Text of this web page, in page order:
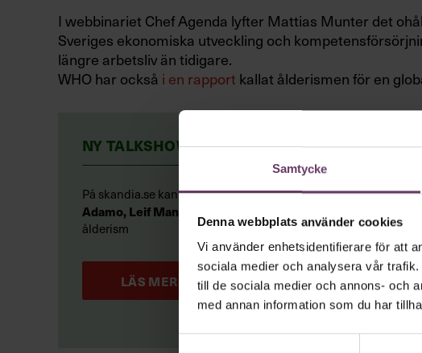
Samtycke
Denna webbplats använder cookies
Vi använder enhetsidentifierare för att
sociala medier och analysera vår
till de sociala medier och annons- och
med annan information som du har
I webbinariet Chef Agenda lyfter Mattias Munter det
Sveriges ekonomiska utveckling och
längre arbetsliv än tidigare.
WHO har också i en rapport kallat ålderismen för en
NY TALKSHOW: FULL FART FRAMÅT
På skandia.se kan du ta del avtalkshowen Full fart framåtdär
Adamo, Leif Mannerström
ålderism
LÄS MER OM FULL FART FRAMÅT